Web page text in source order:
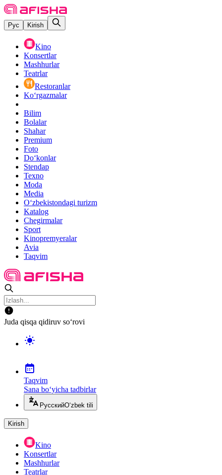
Рус Kirish
Kino
Konsertlar
Mashhurlar
Teatrlar
Restoranlar
Ko‘rgazmalar
Bilim
Bolalar
Shahar
Premium
Foto
Do‘konlar
Stendap
Texno
Moda
Media
O‘zbekistondagi turizm
Katalog
Chegirmalar
Sport
Kinopremyeralar
Avia
Taqvim
Juda qisqa qidiruv so‘rovi
Taqvim
Sana bo‘yicha tadbirlar
РусскийO‘zbek tili
Kirish
Kino
Konsertlar
Mashhurlar
Teatrlar